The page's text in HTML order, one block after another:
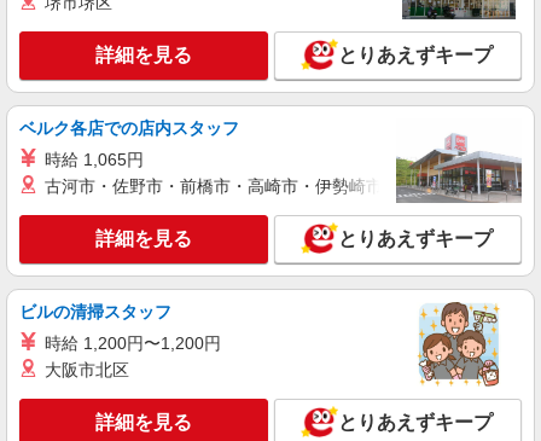
い・週払い可能（規程有）★ ゜・。○。・゜
+゜・。○。・゜+゜
キープ 詳細を見る
紹介予定派遣
株式会社シエロ
【softbank】人気機種に詳しくなれる携帯販
月給210000円〜310000円（経験・能力によ
当） ＊時間外手当は時間外労働の有無にかかわら
ず、固定残業代として支給し、相当時間を超える
時間外労働分は法定どおり追加で支給します。 ※
定あり） ゜+゜・。○。・゜+゜・。○。・゜+゜
入社祝い金10万円支給(規定有) お友達を紹介頂く
と, インセンティブ支給(規定有) ゜・。○。・゜
島根県出雲市のsoftbankショップ
キープ 詳細を見る
紹介予定派遣
株式会社シエロ
【ドコモ】の店舗スタッフ
時給1400円〜1500円（経験・能力による） ※
詳細を見る とりあえずキープ
ベルク各店での店内スタッフ
時給 1,065円
古河市・佐野市・前橋市・高崎市・伊勢崎市・太田市・館林市
詳細を見る とりあえずキープ
ビルの清掃スタッフ
時給 1,200円〜1,200円
大阪市北区
詳細を見る とりあえずキープ